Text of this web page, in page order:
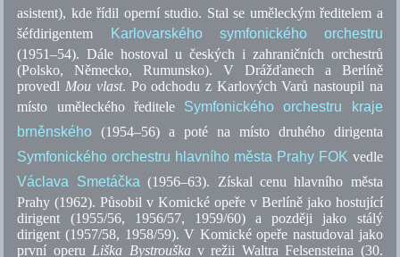
asistent), kde řídil operní studio. Stal se uměleckým ředitelem a
šéfdirigentem
Karlovarského symfonického orchestru
(1951–54). Dále hostoval u českých i zahraničních orchestrů
(Polsko, Německo, Rumunsko). V Drážďanech a Berlíně
provedlMou vlast. Po odchodu z Karlových Varů nastoupil na
místo uměleckého ředitele Symfonického orchestru kraje
brněnského (1954–56) a poté na místo druhého dirigenta
Symfonického orchestru hlavního města Prahy FOK vedle
Václava Smetáčka(1956–63). Získal cenu hlavního města
Prahy (1962). Působil v Komické opeře v Berlíně jako hostující
dirigent (1955/56, 1956/57, 1959/60) a později jako stálý
dirigent (1957/58, 1958/59). V Komické opeře nastudoval jako
první operuLiška Bystrouškav režii Waltra Felsensteina (30.